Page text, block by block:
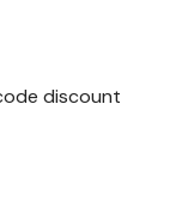
discount